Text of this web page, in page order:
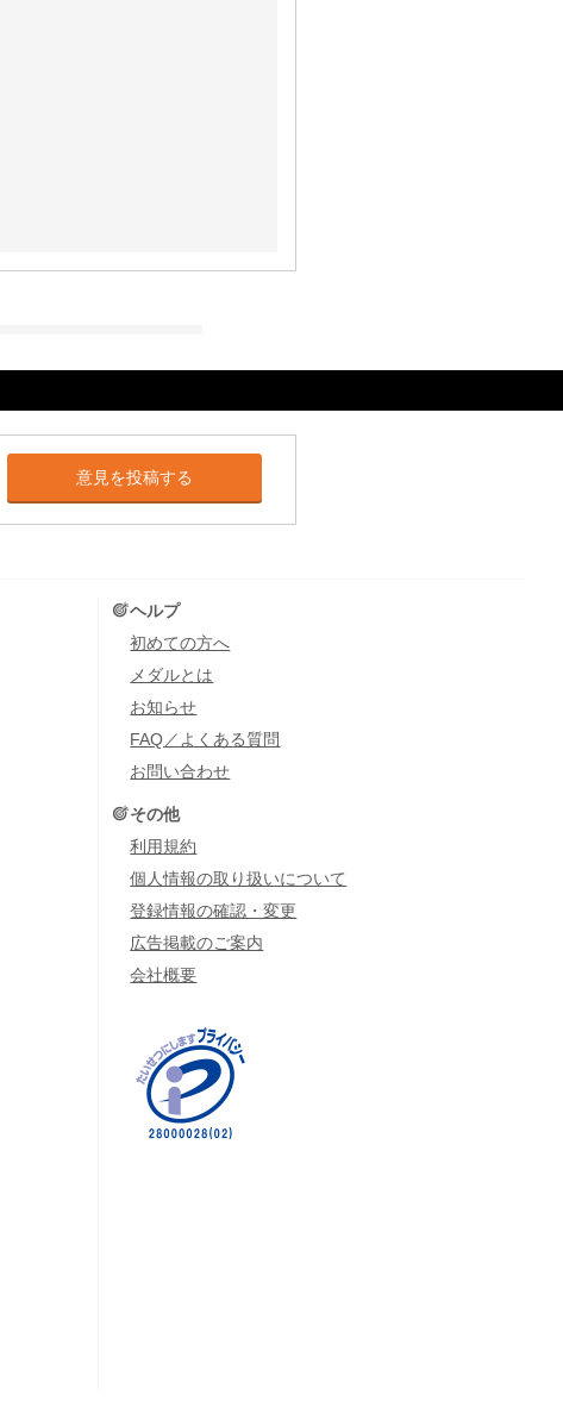
意見を投稿する
ヘルプ
初めての方へ
メダルとは
お知らせ
FAQ／よくある質問
お問い合わせ
その他
利用規約
個人情報の取り扱いについて
登録情報の確認・変更
広告掲載のご案内
会社概要